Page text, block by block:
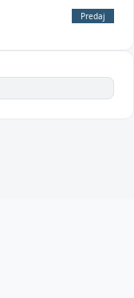
Predaj